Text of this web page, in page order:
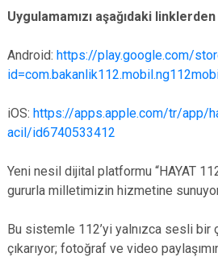
Uygulamamızı aşağıdaki
Android: https://play.google.com/
iOS: https://apps.apple.com/tr/app/
acil/id6740533412
Yeni nesil dijital platformu “HAYAT
gururla milletimizin hizmetine
Bu sistemle 112’yi yalnızca sesli bir
çıkarıyor; fotoğraf ve video